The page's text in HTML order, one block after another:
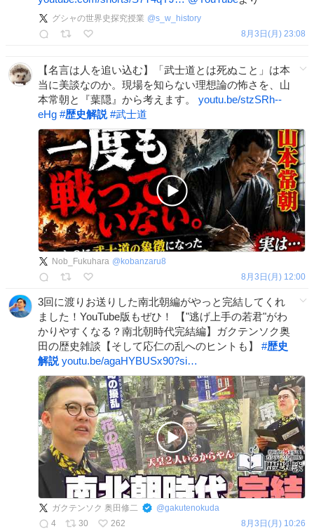
グシャの世界史探究授業 @s_w_history
8月3日(月) 23:08
【名言は人を追い込む】「武士道とは死ぬこと」は本
当に美談なのか。現場を知らない理想論の怖さを、山
本常朝と『葉隠』から考えます。 youtu.be/stzSRh--
eHg #歴史解説 #武士道
Nob_Fukuhara @ kobanzaru8
8月3日(月) 12:00
3回に渡りお送りした南北朝編がやっと完結してくれ
ました！YouTube版もぜひ！ 【"逃げ上手の若君"がわ
かりやすくなる？南北朝時代完結編】ガクテンソク奥
田の歴史雑談【そして応仁の乱へのヒントも】 #歴史
解説 youtu.be/agaHYBUSx90?si…
ガクテンソク 奥田修二 @gakutenokuda
4
30 262 8月3日(月) 10:26